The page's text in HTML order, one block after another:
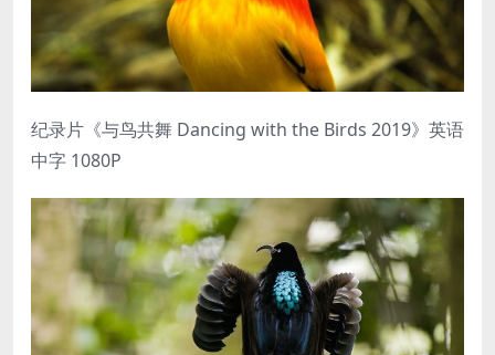
纪录片《与鸟共舞 Dancing with the Birds 2019》英语
中字 1080P